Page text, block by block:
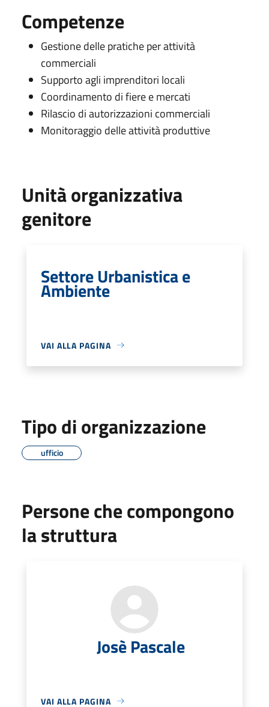
Competenze
Gestione delle pratiche per attività
commerciali
Supporto agli imprenditori locali
Coordinamento di fiere e mercati
Rilascio di autorizzazioni commerciali
Monitoraggio delle attività produttive
Unità organizzativa
genitore
Settore Urbanistica e
Ambiente
VAI ALLA PAGINA
Tipo di organizzazione
ufficio
Persone che compongono
la struttura
Josè Pascale
VAI ALLA PAGINA